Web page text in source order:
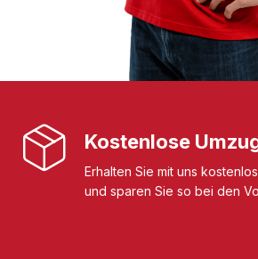
Kostenlose
Erhalten Sie mit uns
und sparen Sie so bei den